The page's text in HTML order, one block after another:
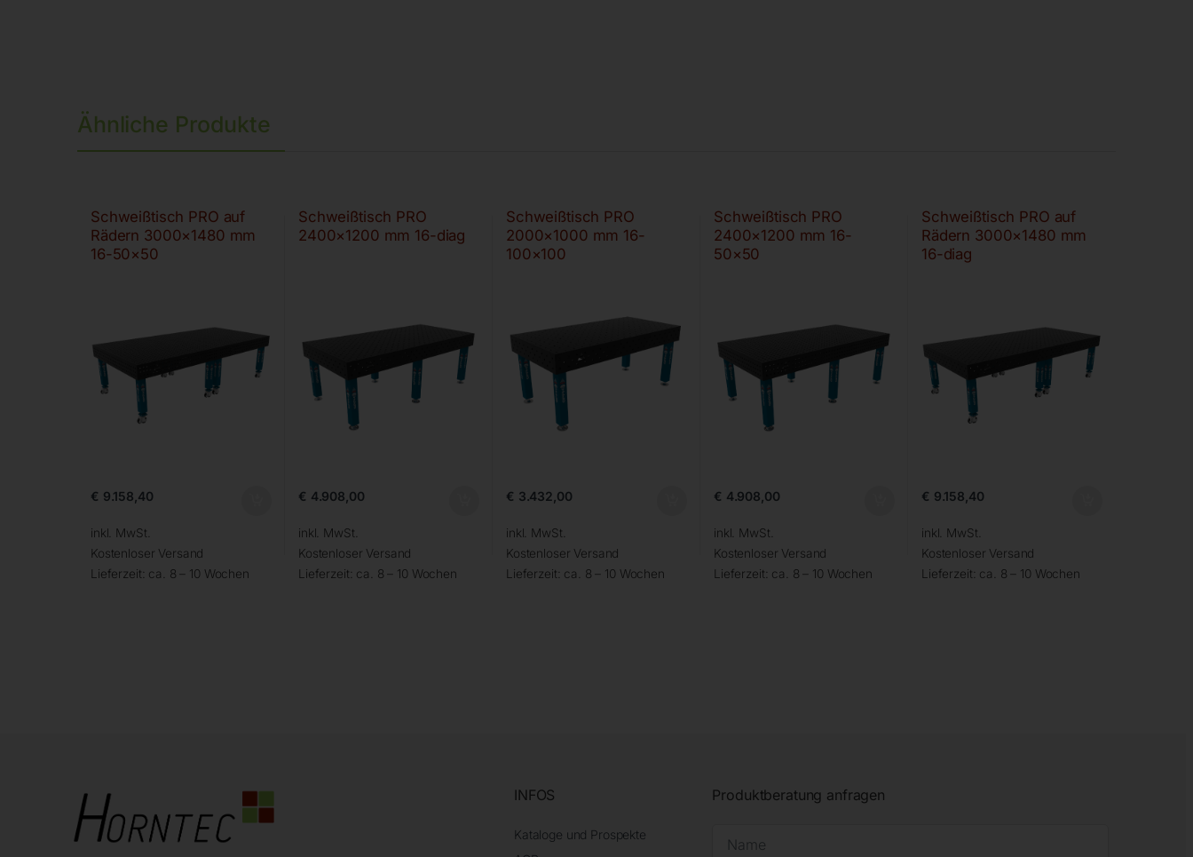
Ähnliche Produkte
Schweißtisch PRO auf
Rädern 3000×1480 mm
16-50×50
€ 9.158,40
inkl. MwSt.
Kostenloser Versand
Lieferzeit: ca. 8 – 10 Wochen
Schweißtisch PRO
2400×1200 mm 16-diag
€ 4.908,00
inkl. MwSt.
Kostenloser Versand
Lieferzeit: ca. 8 – 10 Wochen
Schweißtisch PRO
2000×1000 mm 16-
100×100
€ 3.432,00
inkl. MwSt.
Kostenloser Versand
Lieferzeit: ca. 8 – 10 Wochen
Schweißtisch PRO
2400×1200 mm 16-
50×50
€ 4.908,00
inkl. MwSt.
Kostenloser Versand
Lieferzeit: ca. 8 – 10 Wochen
Schweißtisch PRO auf
Rädern 3000×1480 mm
16-diag
€ 9.158,40
inkl. MwSt.
Kostenloser Versand
Lieferzeit: ca. 8 – 10 Wochen
INFOS
Kataloge und Prospekte
Produktberatung anfragen